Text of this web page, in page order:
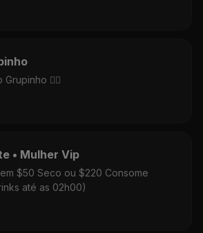
❤️‍🔥
• Mulher Vip
$50 Seco ou $220 Consome
até as 02h00)